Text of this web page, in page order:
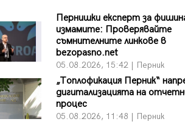
Пернишки експерт за
измамите: Проверявайте
съмнителните линкове в
bezopasno.net
05.08.2026, 15:42 | Перник
„Топлофикация Перник“
дигитализацията на
процес
05.08.2026, 11:48 | Перник